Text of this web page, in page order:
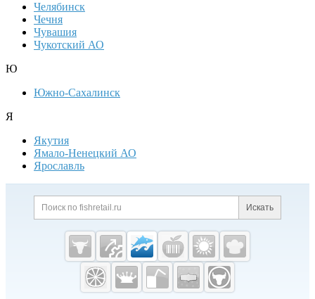
Челябинск
Чечня
Чувашия
Чукотский АО
Ю
Южно-Сахалинск
Я
Якутия
Ямало-Ненецкий АО
Ярославль
Дополнительная информация
Поиск по сайту и
Искать
Cсылки на полезные проекты
Fishretail.ru —
рыба,
морепродукты